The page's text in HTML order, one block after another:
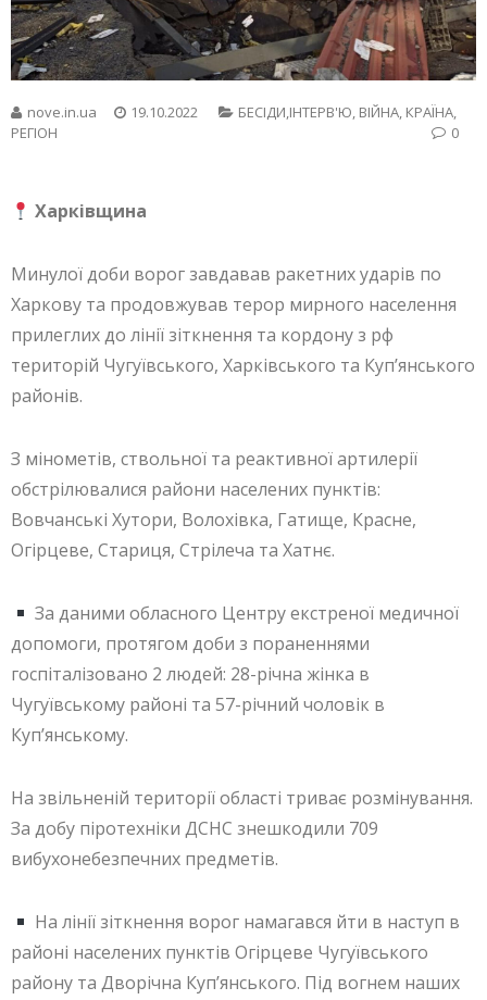
nove.in.ua 19.10.2022 БЕСIДИ,ІНТЕРВ'Ю, ВІЙНА, КРАЇНА,
РЕГІОН
0
Харківщина
Минулої доби ворог завдавав ракетних ударів по
Харкову та продовжував терор мирного населення
прилеглих до лінії зіткнення та кордону з рф
територій Чугуївського, Харківського та Куп’янського
районів.
З мінометів, ствольної та реактивної артилерії
обстрілювалися райони населених пунктів:
Вовчанські Хутори, Волохівка, Гатище, Красне,
Огірцеве, Стариця, Стрілеча та Хатнє.
За даними обласного Центру екстреної медичної
допомоги, протягом доби з пораненнями
госпіталізовано 2 людей: 28-річна жінка в
Чугуївському районі та 57-річний чоловік в
Куп’янському.
На звільненій території області триває розмінування.
За добу піротехніки ДСНС знешкодили 709
вибухонебезпечних предметів.
На лінії зіткнення ворог намагався йти в наступ в
районі населених пунктів Огірцеве Чугуївського
району та Дворічна Куп’янського. Під вогнем наших